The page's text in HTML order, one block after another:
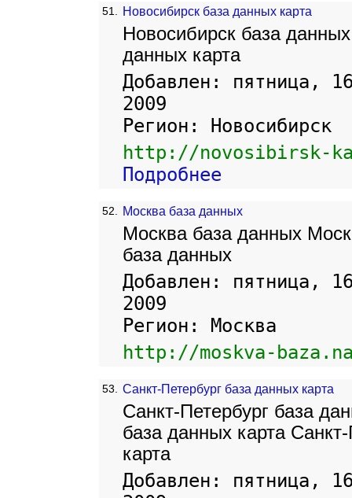
51. Новосибирск база данных карта
Новосибирск база
данных карта
Добавлен: пятница,
2009
Регион: Новосибирск
http://novosibirsk-
Подробнее
52. Москва база данных
Москва база данных
база данных
Добавлен: пятница,
2009
Регион: Москва
http://moskva-
53. Санкт-Петербург база данных карта
Санкт-Петербург база
база данных карта
карта
Добавлен: пятница,